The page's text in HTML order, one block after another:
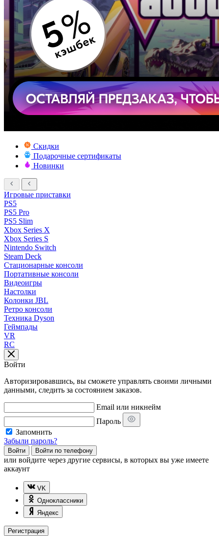
Скидки
Подарочные сертификаты
Новинки
Игровые приставки
PS5
PS5 Pro
PS5 Slim
Xbox Series X
Xbox Series S
Nintendo Switch
Steam Deck
Стационарные консоли
Портативные консоли
Видеоигры
Настолки
Колонки JBL
Ретро консоли
Техника Dyson
Геймпады
VR
RC
Войти
Авторизировавшись, вы сможете управлять своими личными
данными, следить за состоянием заказов.
Email или никнейм
Пароль
Запомнить
Забыли пароль?
Войти Войти по телефону
или войдите через другие сервисы, в которых вы уже имеете
аккаунт
VK
Одноклассники
Яндекс
Регистрация